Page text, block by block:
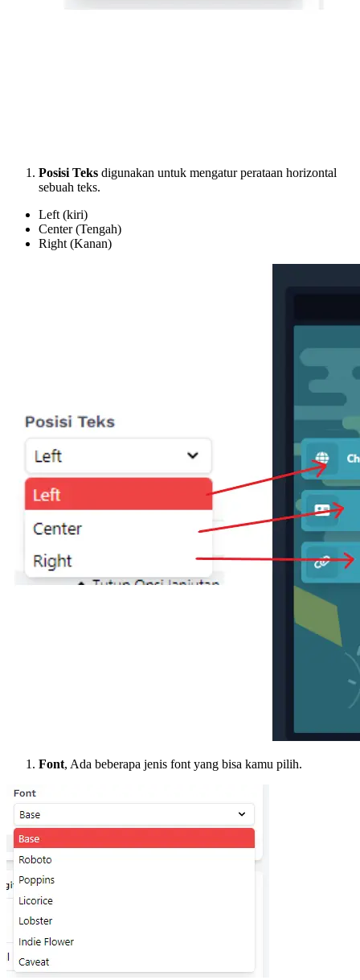
Posisi Teks digunakan untuk mengatur perataan horizontal
sebuah teks.
Left (kiri)
Center (Tengah)
Right (Kanan)
Font, Ada beberapa jenis font yang bisa kamu pilih.